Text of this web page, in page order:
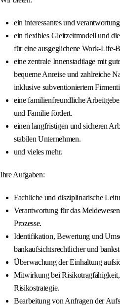
ein interessantes und
ein flexibles Gleitzeitmodell und
für eine ausgeglichene Work-Life-
eine zentrale Innenstadtlage mit
bequeme Anreise und zahlreiche
inklusive subventioniertem
eine familienfreundliche
und Familie fördert.
einen langfristigen und sicheren
stabilen Unternehmen.
und vieles mehr.
Ihre Aufgaben:
Fachliche und disziplinarische
Verantwortung für das
Prozesse.
Identifikation, Bewertung und
bankaufsichtsrechtlicher und
Überwachung der Einhaltung
Mitwirkung bei
Risikostrategie.
Bearbeitung von Anfragen der